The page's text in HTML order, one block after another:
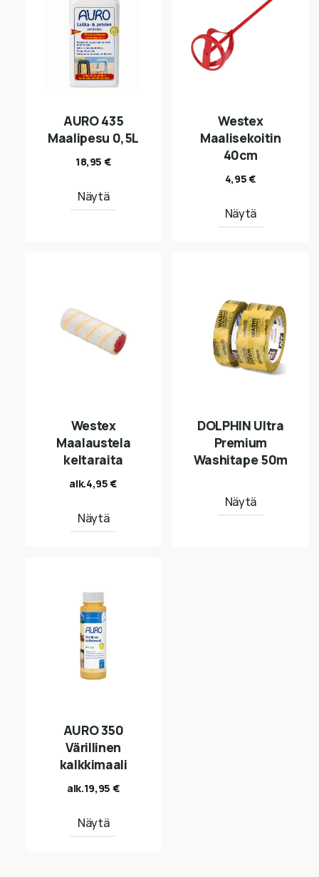
AURO 435
Maalipesu 0,5L
18,95 €
Näytä
Westex
Maalisekoitin
40cm
4,95€
Näytä
Westex
Maalaustela
keltaraita
alk.4,95€
Näytä
DOLPHIN Ultra
Premium
Washitape 50m
Näytä
AURO 350
Värillinen
kalkkimaali
alk.19,95 €
Näytä